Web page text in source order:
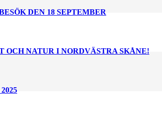
DEN 18 SEPTEMBER
OCH NATUR I NORDVÄSTRA SKÅNE!